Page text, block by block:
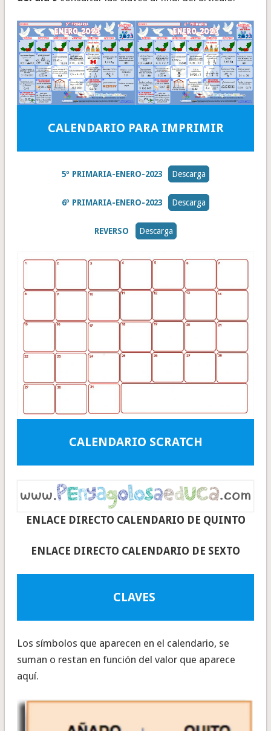
CALENDARIO PARA IMPRIMIR
5º PRIMARIA-ENERO-2023 Descarga
6º PRIMARIA-ENERO-2023 Descarga
REVERSO Descarga
CALENDARIO SCRATCH
ENLACE DIRECTO CALENDARIO DE QUINTO
ENLACE DIRECTO CALENDARIO DE SEXTO
CLAVES
Los símbolos que aparecen en el calendario, se
suman o restan en función del valor que aparece
aquí.